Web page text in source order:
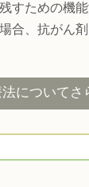
すための機
合、抗がん
についてさ